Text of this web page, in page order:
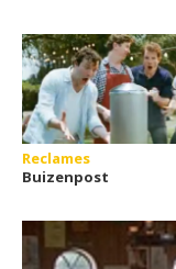
Reclames
Buizenpost